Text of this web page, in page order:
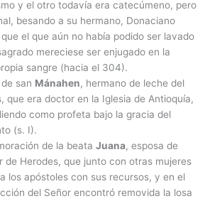
y el otro todavía era catecúmeno, pero
besando a su hermano, Donaciano
el que aún no había podido ser lavado
mereciese ser enjugado en la
sangre (hacia el 304).
san Mánahen, hermano de leche del
que era doctor en la Iglesia de Antioquía,
como profeta bajo la gracia del
(s. I).
de la beataJuana, esposa de
de Herodes, que junto con otras mujeres
los apóstoles con sus recursos, y en el
del Señor encontró removida la losa